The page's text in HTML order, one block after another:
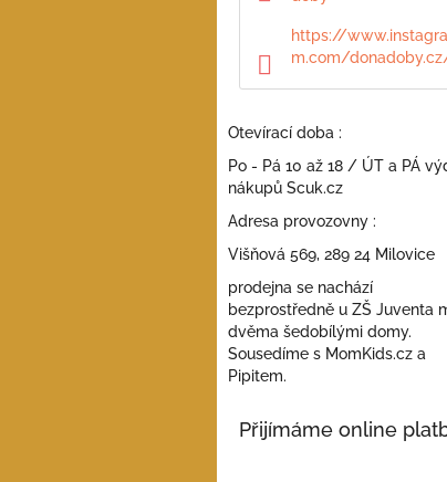
https://www.instagra
m.com/
Otevírací doba :
Po - Pá 10 až 18 / ÚT a PÁ
nákupů Scuk.cz
Adresa provozovny :
Višňová 569, 289 24 Milovice
prodejna se nachází
bezprostředně u ZŠ Juventa
dvěma šedobílými domy.
Sousedíme s MomKids.cz a
Pipitem.
Přijímáme online